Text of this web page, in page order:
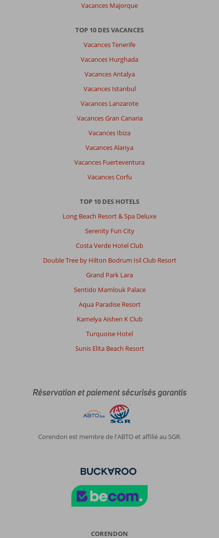
Vacances Majorque
TOP 10 DES VACANCES
Vacances Tenerife
Vacances Hurghada
Vacances Antalya
Vacances Istanbul
Vacances Lanzarote
Vacances Gran Canaria
Vacances Ibiza
Vacances Alanya
Vacances Fuerteventura
Vacances Corfu
TOP 10 DES HOTELS
Long Beach Resort & Spa Deluxe
Serenity Fun City
Costa Verde Hotel Club
Double Tree by Hilton Bodrum Isil Club Resort
Grand Park Lara
Sentido Mamlouk Palace
Aqua Paradise Resort
Kamelya Aishen K Club
Turquoise Hotel
Sunis Elita Beach Resort
Réservation et paiement sécurisés garantis
Corendon est membre de l'ABTO et affilié au SGR.
CORENDON